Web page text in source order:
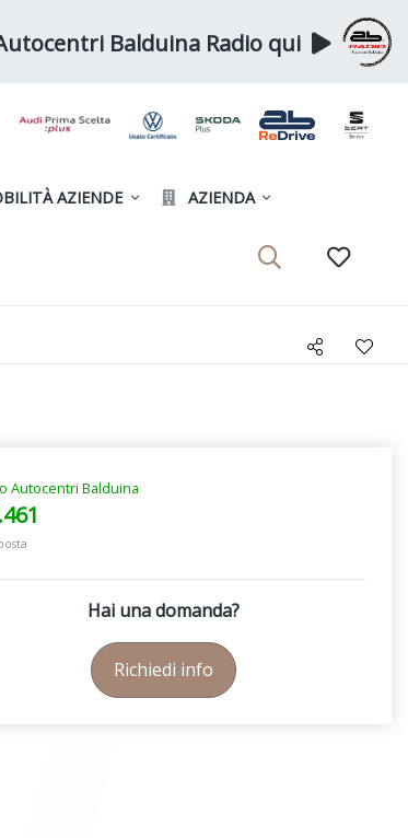
Balduina Radio qui
AZIENDE AZIENDA
Autocentri Balduina
Hai una domanda?
Richiedi info